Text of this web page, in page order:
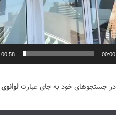
00:00
00:58
در جستجوهای خود به جای عبارت لوانوی